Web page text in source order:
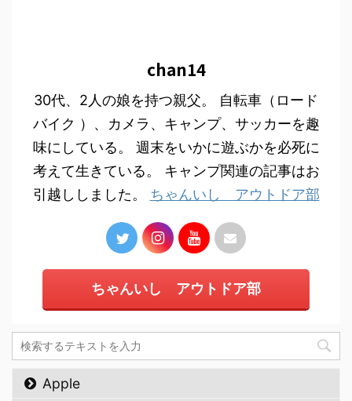
chan14
30代、2人の娘を持つ親父。 自転車（ロード
バイク ）、カメラ、キャンプ、サッカーを趣
味にしている。 週末をいかに遊ぶかを必死に
考えて生きている。 キャンプ関連の記事はお
引越ししました。 ちゃんいし アウトドア部
ちゃんいし アウトドア部
Apple